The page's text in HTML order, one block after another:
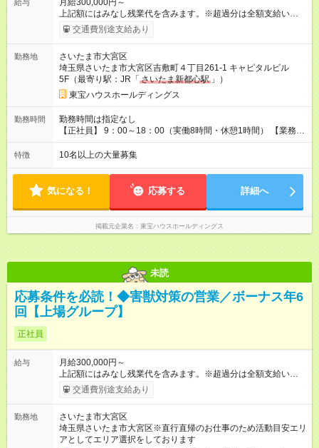
給与
月給300,000円～
上記額にはみなし残業代を含みます。※超過分は全額支給いたし
ます。 みなし残業代 96,000円／月 みなし残業時間 60時間／月
入社時は正社員。将来的に業務委託も選択可。 【正社員】月給
給 B）3ヶ月の入金額300万円超過分の20%を3ヶ月ごとに支給
※固定残業代9万6000円（60時間分）含む。超過分は別途支給。
名古屋・大阪は5万7000円（30時間分）。 ※試用期間6ヶ月は
A。 【業務委託】入金額の30%を毎月支給（50万円以下は
25%）。入金ゼロの月も最低保証12.5万円。 【試用期間】試用
期間あり 試用期間の長さ：6ヶ月 雇用形態、給与は本採用時と
同じです。
交通費別途支給あり
勤務地
さいたま市大宮区
埼玉県さいたま市大宮区吉敷町４丁目261-1 キャピタルビル
5F（最寄り駅：JR「 さいたま新都心駅 」）
東宝ハウスホールディングス
勤務時間
勤務時間は指定なし
【正社員】 9：00～18：00（実働8時間・休憩1時間） 【業務委
託】 9：00～18：00（実働8時間・休憩1時間） ※毎週火曜・水
曜以外での勤務 ◎働き方改革推進中！正社員雇用の場合、残業
特徴 10名以上の大量募集
気になる！ 応募する 詳細へ
掲載元企業名 東宝ハウスホールディングス
未読
応募条件を必読！◆害獣対策の営業／ボーナス年6
回【上場グループ】
正社員
給与
月給300,000円～
上記額にはみなし残業代を含みます。※超過分は全額支給いたし
ます。 みなし残業代 73,808円／月 みなし残業時間 45時間／月
年5回のボーナスあり！ ◆2種類のボーナスがあります（ボーナ
末（年1回）：ボーナスB ◆ボーナスは年で合計「年5回」お渡
し。ボーナスなしはありません。 └ボーナス合計で約100～250
万/年程度になります。 └ボーナス合計が80万を切る等というこ
交通費別途支給あり
勤務地
さいたま市大宮区
埼玉県さいたま市大宮区※直行直帰のお仕事のため活動目安エリ
アとしてエリア選択をしております